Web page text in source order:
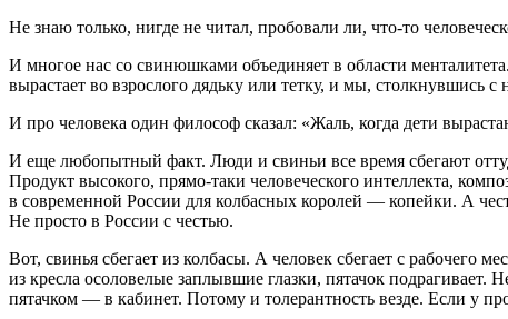
Не знаю только, нигде не читал, пробовали ли, что-то
И многое нас со свинюшками объединяет в области
вырастает во взрослого дядьку или тетку, и мы,
И про человека один философ сказал: «Жаль, когда дети
И еще любопытный факт. Люди и свиньи все время сбегают
Продукт высокого, прямо-таки человеческого интеллекта,
в современной России для колбасных королей — копейки. А
Не просто в России с честью.
Вот, свинья сбегает из колбасы. А человек сбегает с
из кресла осоловелые заплывшие глазки, пятачок подрагивает.
пятачком — в кабинет. Потому и толерантность везде. Если у